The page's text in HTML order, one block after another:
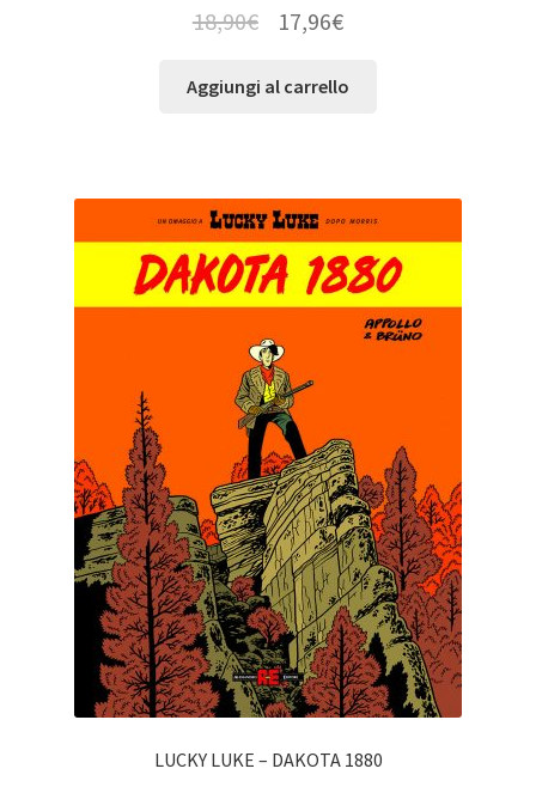
18,90€ 17,96€
Aggiungi al carrello
LUCKY LUKE – DAKOTA 1880